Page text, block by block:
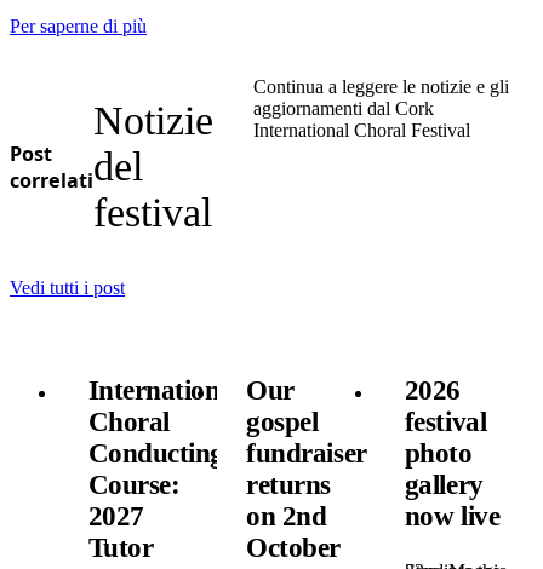
Per saperne di più
Post
correlati
Notizie
del
festival
Continua a leggere le notizie e gli
aggiornamenti dal Cork
International Choral Festival
Vedi tutti i post
International
Choral
Conducting
Course:
2027
Tutor
Our
gospel
fundraiser
returns
on 2nd
October
2026
festival
photo
gallery
now live